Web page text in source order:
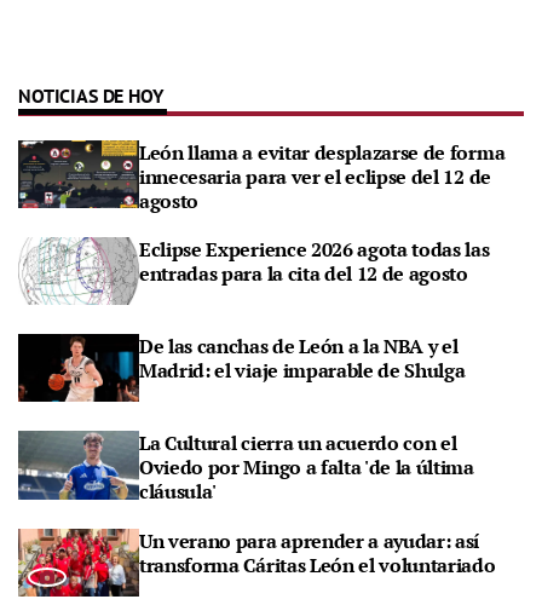
NOTICIAS DE HOY
León llama a evitar desplazarse de forma
innecesaria para ver el eclipse del 12 de
agosto
Eclipse Experience 2026 agota todas las
entradas para la cita del 12 de agosto
De las canchas de León a la NBA y el
Madrid: el viaje imparable de Shulga
La Cultural cierra un acuerdo con el
Oviedo por Mingo a falta 'de la última
cláusula'
Un verano para aprender a ayudar: así
transforma Cáritas León el voluntariado